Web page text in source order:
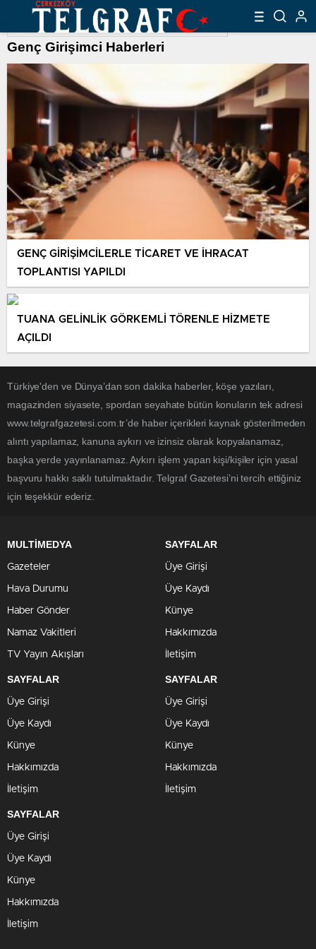
Genç Girişimci Haberleri
GENÇ GİRİŞİMCİLERLE TİCARET VE İHRACAT
TOPLANTISI YAPILDI
TUANA GELİNLİK GÖRKEMLİ TÖRENLE HİZMETE
AÇILDI
Türkiye'den ve Dünya’dan son dakika haberler, köşe yazıları,
magazinden siyasete, spordan seyahate bütün konuların tek adresi
www.telgrafgazetesi.com.tr’de haber içerikleri kaynak gösterilmeden
alıntı yapılamaz, kanuna aykırı ve izinsiz olarak kopyalanamaz,
başka yerde yayınlanamaz. Aykırı işlem yapan kişi/kişiler için yasal
başvuru hakkı saklı tutulmaktadır. Telgraf Gazetesi’ni tercih ettiğiniz
için teşekkür ederiz.
MULTİMEDYA
Gazeteler
Hava Durumu
Haber Gönder
Namaz Vakitleri
TV Yayın Akışları
SAYFALAR
Üye Girişi
Üye Kaydı
Künye
Hakkımızda
İletişim
SAYFALAR
Üye Girişi
Üye Kaydı
Künye
Hakkımızda
İletişim
SAYFALAR
Üye Girişi
Üye Kaydı
Künye
Hakkımızda
İletişim
SAYFALAR
Üye Girişi
Üye Kaydı
Künye
Hakkımızda
İletişim